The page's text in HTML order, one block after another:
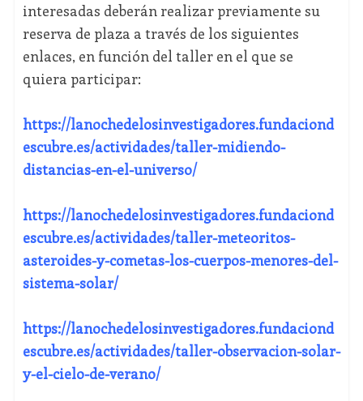
interesadas deberán realizar previamente su
reserva de plaza a través de los siguientes
enlaces, en función del taller en el que se
quiera participar:
https://lanochedelosinvestigadores.fundaciond
escubre.es/actividades/taller-midiendo-
distancias-en-el-universo/
https://lanochedelosinvestigadores.fundaciond
escubre.es/actividades/taller-meteoritos-
asteroides-y-cometas-los-cuerpos-menores-del-
sistema-solar/
https://lanochedelosinvestigadores.fundaciond
escubre.es/actividades/taller-observacion-solar-
y-el-cielo-de-verano/